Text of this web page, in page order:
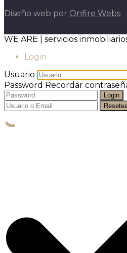
Diseño web por Onfire Webs
WE ARE | servicios
Login
Usuario
Password Recordar
Login